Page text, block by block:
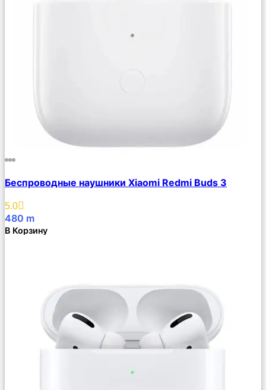
Описание
Избранное
Беспроводные наушники Xiaomi Redmi Buds 3
5.0
480 m
В Корзину